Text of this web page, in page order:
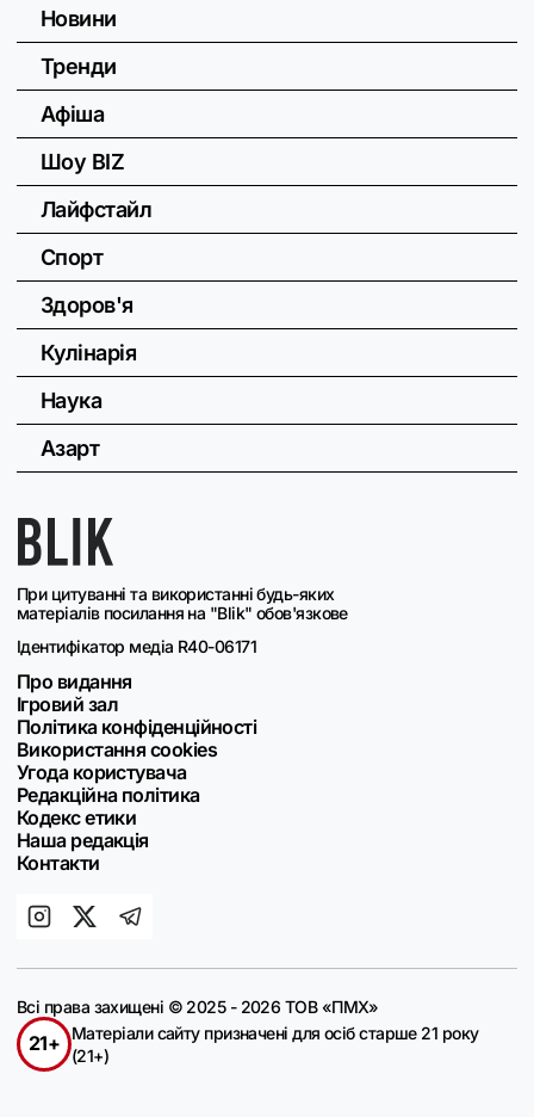
При цитуванні та використанні будь-яких
матеріалів посилання на "Blik" обов'язкове
Ідентифікатор медіа R40-06171
Про видання
Ігровий зал
Політика конфіденційності
Використання cookies
Угода користувача
Редакційна політика
Кодекс етики
Наша редакція
Контакти
Новини
Тренди
Афіша
Шоу BIZ
Лайфстайл
Спорт
Здоров'я
Кулінарія
Наука
Азарт
Всі права захищені © 2025 - 2026 ТОВ «ПМХ»
21+
Матеріали сайту призначені для осіб старше 21 року
(21+)